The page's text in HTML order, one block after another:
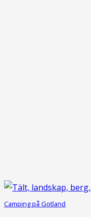
Camping på Gotland